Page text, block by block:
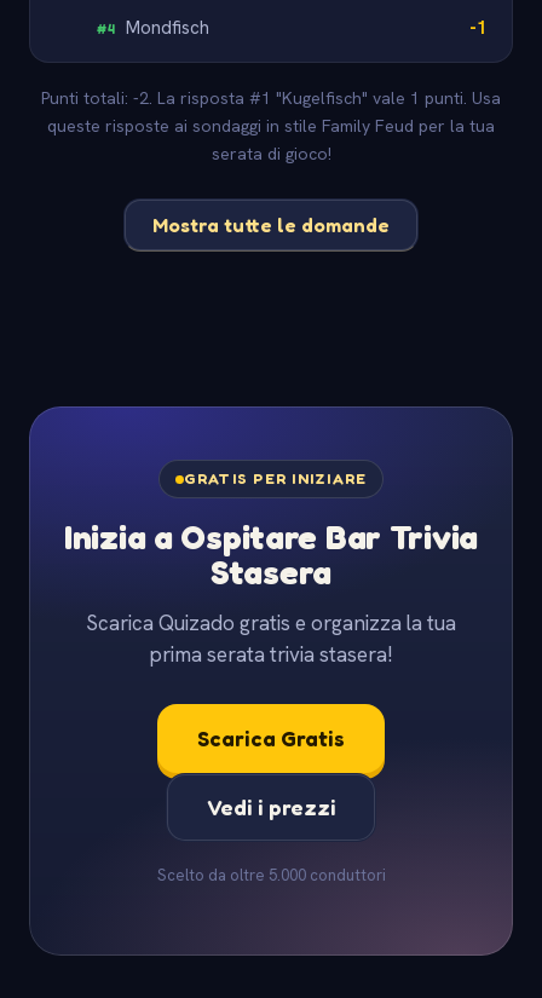
#4 Mondfisch -1
Punti totali: -2. La risposta #1 "Kugelfisch" vale 1 punti. Usa
queste risposte ai sondaggi in stile Family Feud per la tua
serata di gioco!
Mostra tutte le domande
GRATIS PER INIZIARE
Inizia a Ospitare Bar Trivia
Stasera
Scarica Quizado gratis e organizza la tua
prima serata trivia stasera!
Scarica Gratis
Vedi i prezzi
Scelto da oltre 5.000 conduttori